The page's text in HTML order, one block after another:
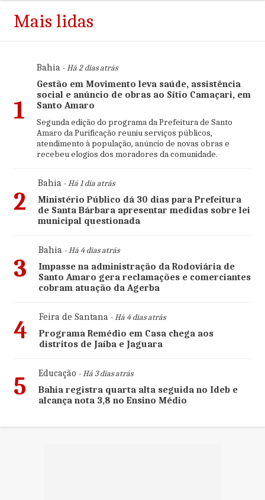
Mais lidas
1
Bahia- Há 2 dias atrás
Gestão em Movimento leva saúde, assistência
social e anúncio de obras ao Sítio Camaçari, em
Santo Amaro
Segunda edição do programa da Prefeitura de Santo
Amaro da Purificação reuniu serviços públicos,
atendimento à população, anúncio de novas obras e
recebeu elogios dos moradores da comunidade.
2
Bahia- Há 1 dia atrás
Ministério Público dá 30 dias para Prefeitura
de Santa Bárbara apresentar medidas sobre lei
municipal questionada
3
Bahia- Há 4 dias atrás
Impasse na administração da Rodoviária de
Santo Amaro gera reclamações e comerciantes
cobram atuação da Agerba
4 Feira de Santana- Há 4 dias atrás
Programa Remédio em Casa chega aos
distritos de Jaíba e Jaguara
5 Educação - Há 3 dias atrás
Bahia registra quarta alta seguida no Ideb e
alcança nota 3,8 no Ensino Médio